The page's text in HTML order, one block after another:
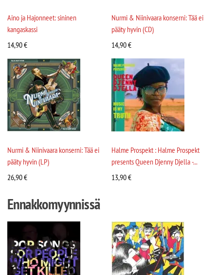
Aino ja Hajonneet: sininen
kangaskassi
14,90€
Nurmi & Niinivaara konserni: Tää ei
pääty hyvin (CD)
14,90€
Nurmi & Niinivaara konserni: Tää ei
pääty hyvin (LP)
26,90€
Halme Prospekt : Halme Prospekt
presents Queen Djenny Djella -...
13,90€
Ennakkomyynnissä